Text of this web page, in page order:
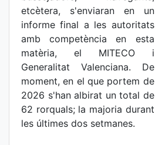
etcètera, s'enviaran en un
informe final a les autoritats
amb competència en esta
matèria, el MITECO i
Generalitat Valenciana. De
moment, en el que portem de
2026 s'han albirat un total de
62 rorquals; la majoria durant
les últimes dos setmanes.